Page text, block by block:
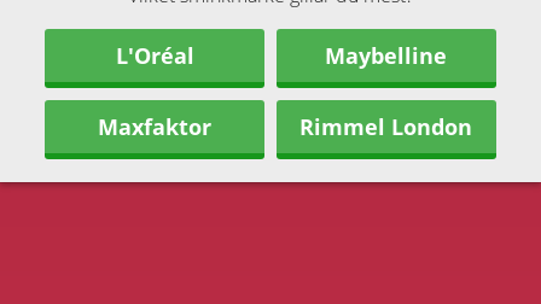
L'Oréal Maybelline
Maxfaktor Rimmel London